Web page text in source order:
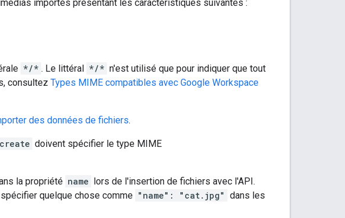
importés présentant les caractéristiques suivantes :
*/* . Le littéral */* n'est utilisé que pour indiquer que tout
consultez Types MIME compatibles avec Google Workspace
des données de fichiers.
create doivent spécifier le type MIME
la propriété name lors de l'insertion de fichiers avec l'API.
quelque chose comme "name": "cat.jpg" dans les